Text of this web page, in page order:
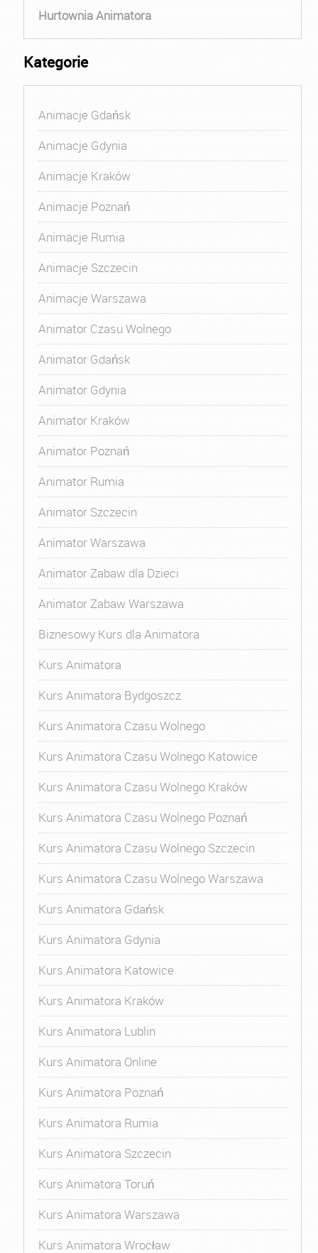
Hurtownia Animatora
Kategorie
Animacje Gdańsk
Animacje Gdynia
Animacje Kraków
Animacje Poznań
Animacje Rumia
Animacje Szczecin
Animacje Warszawa
Animator Czasu Wolnego
Animator Gdańsk
Animator Gdynia
Animator Kraków
Animator Poznań
Animator Rumia
Animator Szczecin
Animator Warszawa
Animator Zabaw dla Dzieci
Animator Zabaw Warszawa
Biznesowy Kurs dla Animatora
Kurs Animatora
Kurs Animatora Bydgoszcz
Kurs Animatora Czasu Wolnego
Kurs Animatora Czasu Wolnego Katowice
Kurs Animatora Czasu Wolnego Kraków
Kurs Animatora Czasu Wolnego Poznań
Kurs Animatora Czasu Wolnego Szczecin
Kurs Animatora Czasu Wolnego Warszawa
Kurs Animatora Gdańsk
Kurs Animatora Gdynia
Kurs Animatora Katowice
Kurs Animatora Kraków
Kurs Animatora Lublin
Kurs Animatora Online
Kurs Animatora Poznań
Kurs Animatora Rumia
Kurs Animatora Szczecin
Kurs Animatora Toruń
Kurs Animatora Warszawa
Kurs Animatora Wrocław